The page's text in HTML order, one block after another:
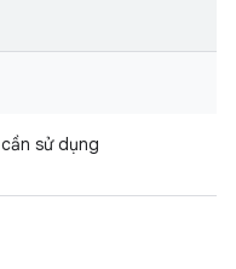
cần sử dụng